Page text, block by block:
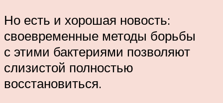
Но есть и хорошая новость:
своевременные методы борьбы
с этими бактериями позволяют
слизистой полностью
восстановиться.